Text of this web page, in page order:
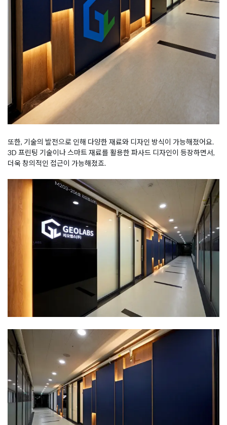
또한, 기술의 발전으로 인해 다양한 재료와 디자인 방식이 가능해졌어요.
3D 프린팅 기술이나 스마트 재료를 활용한 파사드 디자인이 등장하면서,
더욱 창의적인 접근이 가능해졌죠.